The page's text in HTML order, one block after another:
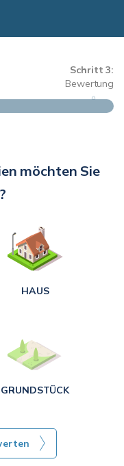
Schritt 3:
Bewertung
möchten Sie
HAUS
GRUNDSTÜCK